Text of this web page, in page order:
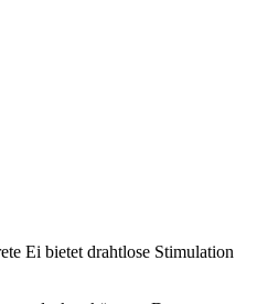
Ei bietet drahtlose Stimulation